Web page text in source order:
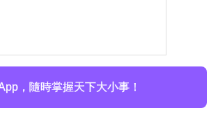
，隨時掌握天下大小事！